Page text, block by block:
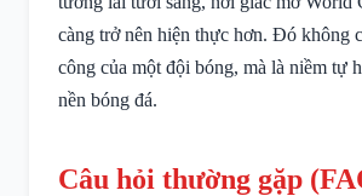
càng trở nên hiện thực hơn. Đó không
công của một đội bóng, mà là niềm tự
nền bóng đá.
Câu hỏi thường gặp